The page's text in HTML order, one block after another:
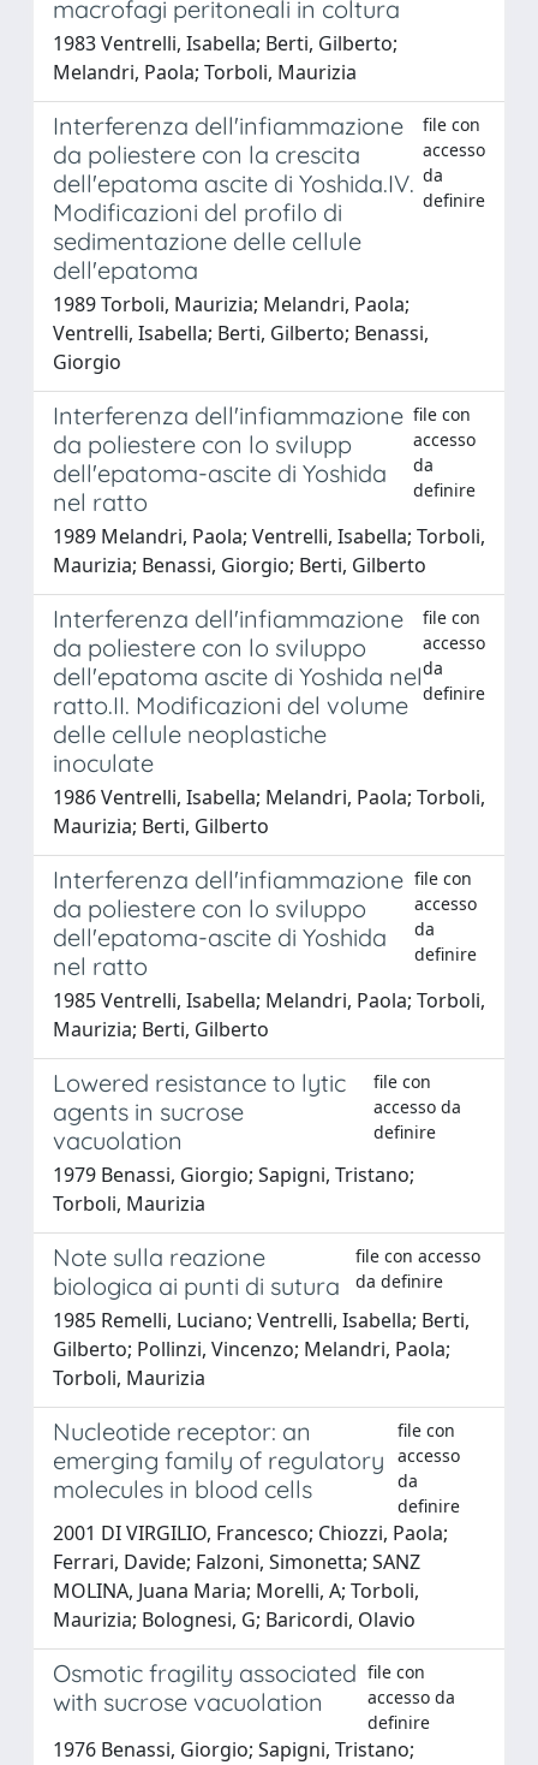
macrofagi peritoneali in coltura
1983 Ventrelli, Isabella; Berti, Gilberto;
Melandri, Paola; Torboli, Maurizia
Interferenza dell'infiammazione
da poliestere con la crescita
dell'epatoma ascite di Yoshida.IV.
Modificazioni del profilo di
sedimentazione delle cellule
dell'epatoma
file con
accesso
da
definire
1989 Torboli, Maurizia; Melandri, Paola;
Ventrelli, Isabella; Berti, Gilberto; Benassi,
Giorgio
Interferenza dell'infiammazione
da poliestere con lo svilupp
dell'epatoma-ascite di Yoshida
nel ratto
file con
accesso
da
definire
1989 Melandri, Paola; Ventrelli, Isabella; Torboli,
Maurizia; Benassi, Giorgio; Berti, Gilberto
Interferenza dell'infiammazione
da poliestere con lo sviluppo
dell'epatoma ascite di Yoshida nel
ratto.II. Modificazioni del volume
delle cellule neoplastiche
inoculate
file con
accesso
da
definire
1986 Ventrelli, Isabella; Melandri, Paola; Torboli,
Maurizia; Berti, Gilberto
Interferenza dell'infiammazione
da poliestere con lo sviluppo
dell'epatoma-ascite di Yoshida
nel ratto
file con
accesso
da
definire
1985 Ventrelli, Isabella; Melandri, Paola; Torboli,
Maurizia; Berti, Gilberto
Lowered resistance to lytic
agents in sucrose
vacuolation
file con
accesso da
definire
1979 Benassi, Giorgio; Sapigni, Tristano;
Torboli, Maurizia
Note sulla reazione
biologica ai punti di sutura
file con accesso
da definire
1985 Remelli, Luciano; Ventrelli, Isabella; Berti,
Gilberto; Pollinzi, Vincenzo; Melandri, Paola;
Torboli, Maurizia
Nucleotide receptor: an
emerging family of regulatory
molecules in blood cells
file con
accesso
da
definire
2001 DI VIRGILIO, Francesco; Chiozzi, Paola;
Ferrari, Davide; Falzoni, Simonetta; SANZ
MOLINA, Juana Maria; Morelli, A; Torboli,
Maurizia; Bolognesi, G; Baricordi, Olavio
Osmotic fragility associated
with sucrose vacuolation
file con
accesso da
definire
1976 Benassi, Giorgio; Sapigni, Tristano;